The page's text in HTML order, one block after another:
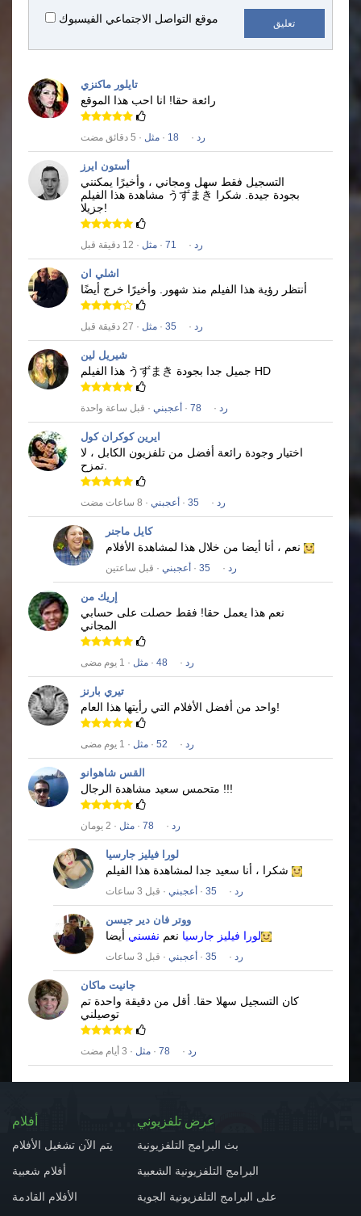
موقع التواصل الاجتماعي الفيسبوك تعليق
تايلور ماكنزي
رائعة حقا! انا احب هذا الموقع
رد ·
18
· مثل · 5 دقائق مضت
أستون ايرز
التسجيل فقط سهل ومجاني ، وأخيرًا يمكنني
うずまき بجودة جيدة. شكرا
جزيلا!
رد ·
71
· مثل · 12 دقيقة قبل
اشلي ان
أنتظر رؤية هذا الفيلم منذ شهور. وأخيرًا خرج أيضًا
رد ·
35
· مثل · 27 دقيقة قبل
شيريل لين
うずまき جميل جدا بجودة HD
رد ·
78
· أعجبني · قبل ساعة واحدة
ايرين كوكران كول
اختيار وجودة رائعة أفضل من تلفزيون الكابل ، لا
تمزح.
رد ·
35
· أعجبني · 8 ساعات مضت
كايل ماجنر
رد ·
35
· أعجبني · قبل ساعتين
إريك من
نعم هذا يعمل حقا! فقط حصلت على حسابي
المجاني
رد ·
48
· مثل · 1 يوم مضى
تيري بارنز
واحد من أفضل الأفلام التي رأيتها هذا العام!
رد ·
52
· مثل · 1 يوم مضى
القس شاهوانو
متحمس سعيد مشاهدة الرجال !!!
رد ·
78
· مثل · 2 يومان
لورا فيليز جارسيا
رد ·
35
· أعجبني · قبل 3 ساعات
ووتر فان دير جيسن
لورا فيليز جارسيا نعم نفسني أيضا
رد ·
35
· أعجبني · قبل 3 ساعات
جانيت ماكان
كان التسجيل سهلا حقا. أقل من دقيقة واحدة تم
توصيلني
رد ·
78
· مثل · 3 أيام مضت
أفلام
يتم الآن تشغيل الأفلام
أفلام شعبية
الأفلام القادمة
عرض تلفزيوني
بث البرامج التلفزيونية
البرامج التلفزيونية الشعبية
على البرامج التلفزيونية الجوية